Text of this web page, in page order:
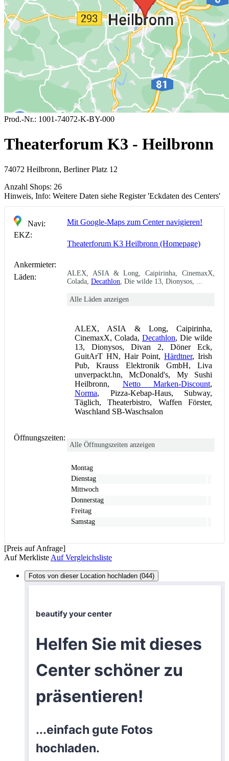
Prod.-Nr.: 1001-74072-K-BY-000
Theaterforum K3 - Heilbronn
74072 Heilbronn, Berliner Platz 12
Anzahl Shops: 26
Hinweis, Info: Weitere Daten siehe Register 'Eckdaten des Centers'
Navi:
Mit Google-Maps zum Center navigieren!
EKZ:
Theaterforum K3 Heilbronn (Homepage)
Ankermieter:
Läden:
ALEX, ASIA & Long, Caipirinha, CinemaxX,
Colada, Decathlon , Die wilde 13, Dionysos, ...
Alle Läden anzeigen
ALEX, ASIA & Long, Caipirinha,
CinemaxX, Colada, Decathlon, Die wilde
13, Dionysos, Divan 2, Döner Eck,
GuitArT HN, Hair Point,Härdtner, Irish
Pub, Krauss Elektronik GmbH, Liva
unverpackt.hn, McDonald's, My Sushi
Heilbronn, Netto Marken-Discount,
Norma, Pizza-Kebap-Haus, Subway,
Täglich, Theaterbistro, Waffen Förster,
Waschland SB-Waschsalon
Öffnungszeiten:
Alle Öffnungszeiten anzeigen
Montag
Dienstag
Mittwoch
Donnerstag
Freitag
Samstag
[Preis auf Anfrage]
Auf Merkliste Auf Vergleichsliste
Fotos von dieser Location hochladen (044)